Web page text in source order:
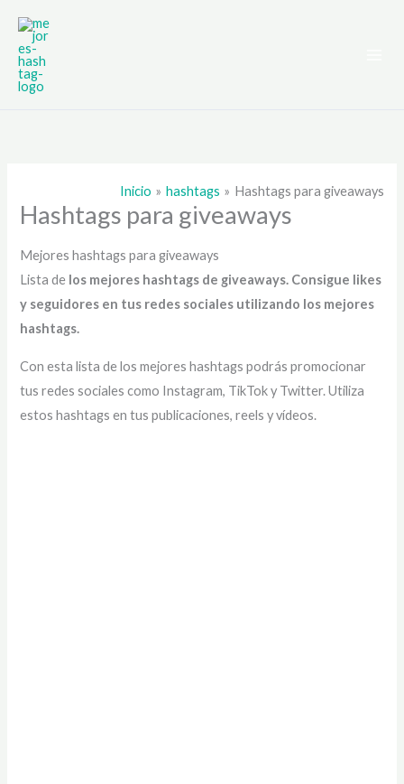
contenido
Inicio hashtags Hashtags para giveaways
Hashtags para giveaways
Mejores hashtags para giveaways
Lista de los mejores hashtags de giveaways. Consigue likes
y seguidores en tus redes sociales utilizando los mejores
hashtags.
Con esta lista de los mejores hashtags podrás promocionar
tus redes sociales como Instagram, TikTok y Twitter. Utiliza
estos hashtags en tus publicaciones, reels y vídeos.